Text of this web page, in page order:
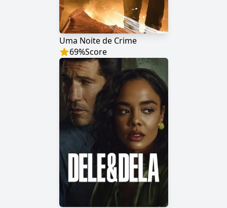
Uma Noite de Crime
69%Score